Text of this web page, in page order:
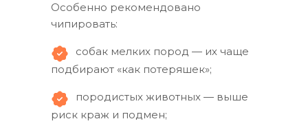
Особенно рекомендовано
чипировать:
собак мелких пород — их чаще
подбирают «как потеряшек»;
породистых животных — выше
риск краж и подмен;